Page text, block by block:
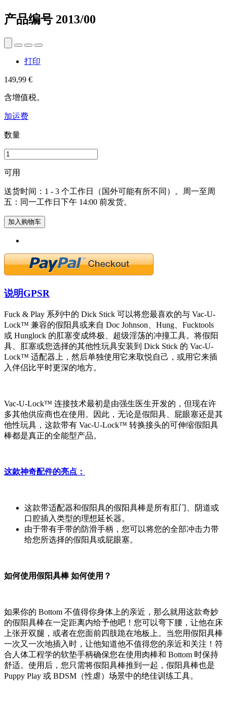
产品编号 2013/00
打印
149,99 €
含增值税。
加运费
数量
可用
送货时间：1 - 3 个工作日（国外可能有所不同）。周一至周
五：同一工作日下午 14:00 前发货。
加入购物车
说明GPSR
Fuck & Play 系列中的 Dick Stick 可以将您最喜欢的与 Vac-U-
Lock™ 兼容的假阳具或来自 Doc Johnson、Hung、Fucktools
或 Hunglock 的肛塞变成终极、超级淫荡的冲撞工具。将假阳
具、肛塞或您选择的其他性玩具安装到 Dick Stick 的 Vac-U-
Lock™ 适配器上，然后单独使用它来取悦自己，或用它来插
入伴侣比平时更深的地方。
Vac-U-Lock™ 连接技术最初是由强生医生开发的，但现在许
多其他供应商也在使用。因此，无论是假阳具、屁眼塞还是其
他性玩具，这款带有 Vac-U-Lock™ 转换接头的可伸缩假阳具
棒都是真正的全能型产品。
这款神奇配件的亮点：
这款带适配器和假阳具的假阳具棒是所有肛门、阴道或
口腔插入类型的理想延长器。
由于带有手带的防滑手柄，您可以将您的全部冲击力带
给您所选择的假阳具或屁眼塞。
如何使用假阳具棒 如何使用？
如果你的 Bottom 不值得你身体上的亲近，那么就用这款奇妙
的假阳具棒在一定距离内给予他吧！您可以弯下腰，让他在床
上张开双腿，或者在您面前四肢跪在地板上。当您用假阳具棒
一次又一次地插入时，让他知道他不值得您的亲近和关注！符
合人体工程学的软垫手柄确保您在使用肉棒和 Bottom 时保持
舒适。使用后，您只需将假阳具棒推到一起，假阳具棒也是
Puppy Play 或 BDSM（性虐）场景中的绝佳训练工具。